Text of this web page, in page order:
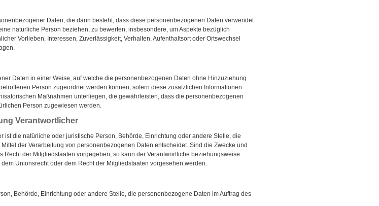
Daten, die darin besteht, dass diese personenbezogenen Daten verwendet
natürliche Person beziehen, zu bewerten, insbesondere, um Aspekte bezüglich
Vorlieben, Interessen, Zuverlässigkeit, Verhalten, Aufenthaltsort oder Ortswechsel
Daten in einer Weise, auf welche die personenbezogenen Daten ohne Hinzuziehung
Person zugeordnet werden können, sofern diese zusätzlichen Informationen
Maßnahmen unterliegen, die gewährleisten, dass die personenbezogenen
Person zugewiesen werden.
Verantwortlicher
ist die natürliche oder juristische Person, Behörde, Einrichtung oder andere Stelle, die
der Verarbeitung von personenbezogenen Daten entscheidet. Sind die Zwecke und
Recht der Mitgliedstaaten vorgegeben, so kann der Verantwortliche beziehungsweise
Unionsrecht oder dem Recht der Mitgliedstaaten vorgesehen werden.
Behörde, Einrichtung oder andere Stelle, die personenbezogene Daten im Auftrag des